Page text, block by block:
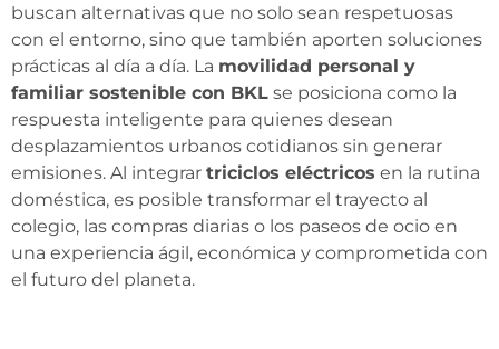
buscan alternativas que no solo sean respetuosas
con el entorno, sino que también aporten soluciones
prácticas al día a día. La movilidad personal y
familiar sostenible con BKL se posiciona como la
respuesta inteligente para quienes desean
desplazamientos urbanos cotidianos sin generar
emisiones. Al integrar triciclos eléctricos en la rutina
doméstica, es posible transformar el trayecto al
colegio, las compras diarias o los paseos de ocio en
una experiencia ágil, económica y comprometida con
el futuro del planeta.